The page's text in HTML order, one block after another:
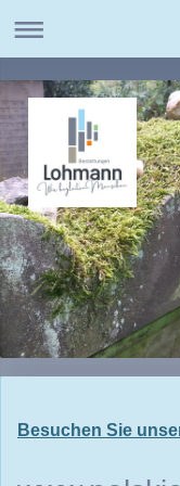
Besuchen Sie